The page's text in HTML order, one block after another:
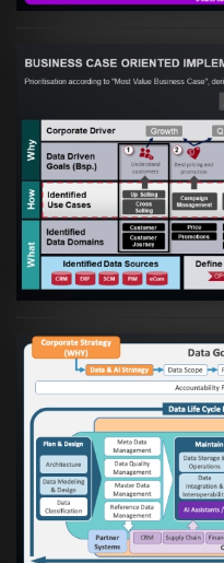
Artikel:
Etablierung
Artikel:Die
Daten- und KI-